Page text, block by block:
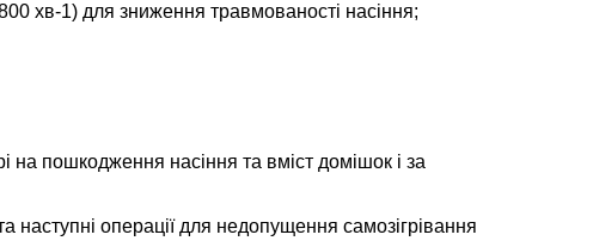
хв-1) для зниження травмованості насіння;
на пошкодження насіння та вміст домішок і за
наступні операції для недопущення самозігрівання